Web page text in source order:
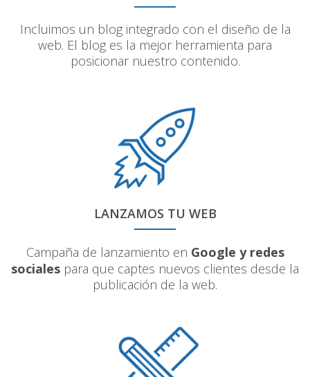
Incluimos un blog integrado con el diseño de la
web. El blog es la mejor herramienta para
posicionar nuestro contenido.
LANZAMOS TU WEB
Campaña de lanzamiento en Google y redes
sociales para que captes nuevos clientes desde la
publicación de la web.